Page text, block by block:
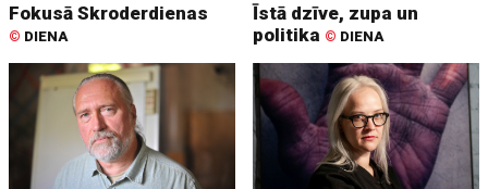
Fokusā Skroderdienas
© DIENA
Īstā dzīve, zupa un
politika © DIENA